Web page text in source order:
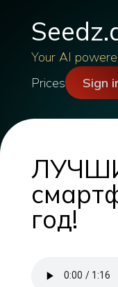
Your AI
Prices
Sign
год!